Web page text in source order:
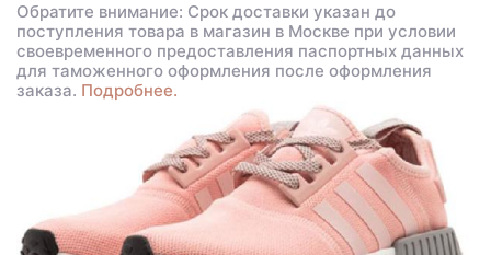
Обратите внимание: Срок доставки указан до
поступления товара в магазин в Москве при условии
своевременного предоставления паспортных данных
для таможенного оформления после оформления
заказа. Подробнее.